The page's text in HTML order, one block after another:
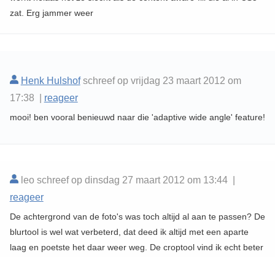
zat. Erg jammer weer
Henk Hulshofschreef op vrijdag 23 maart 2012 om
17:38 | reageer
mooi! ben vooral benieuwd naar die 'adaptive wide angle' feature!
leo schreef op dinsdag 27 maart 2012 om 13:44 |
reageer
De achtergrond van de foto's was toch altijd al aan te passen? De
blurtool is wel wat verbeterd, dat deed ik altijd met een aparte
laag en poetste het daar weer weg. De croptool vind ik echt beter